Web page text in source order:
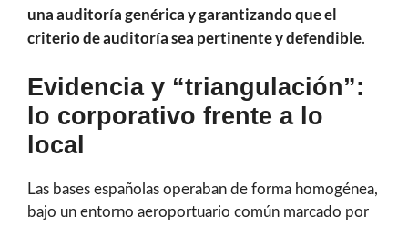
una auditoría genérica y garantizando que el
criterio de auditoría sea pertinente y defendible.
Evidencia y “triangulación”:
lo corporativo frente a lo
local
Las bases españolas operaban de forma homogénea,
bajo un entorno aeroportuario común marcado por